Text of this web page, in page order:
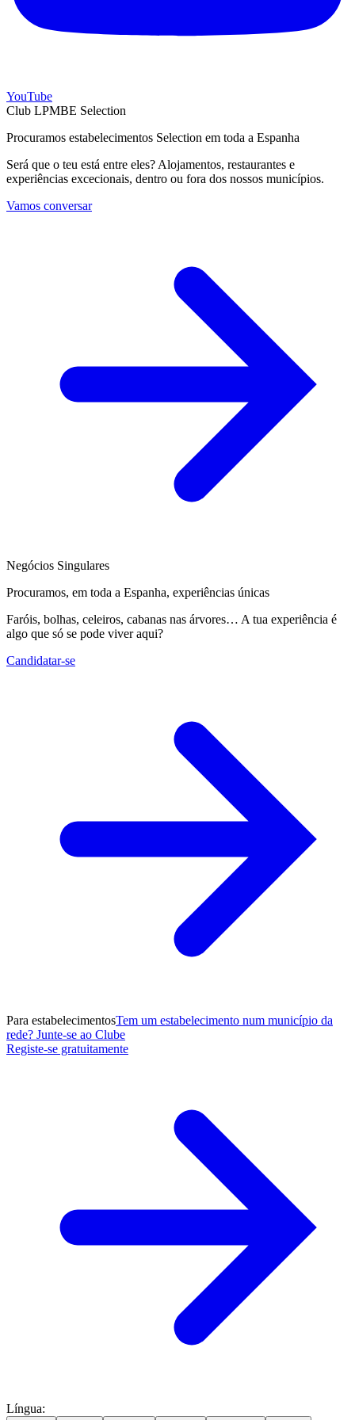
YouTube
Club LPMBE Selection
Procuramos estabelecimentos Selection em toda a Espanha
Será que o teu está entre eles? Alojamentos, restaurantes e
experiências excecionais, dentro ou fora dos nossos municípios.
Vamos conversar
Negócios Singulares
Procuramos, em toda a Espanha, experiências únicas
Faróis, bolhas, celeiros, cabanas nas árvores… A tua experiência é
algo que só se pode viver aqui?
Candidatar-se
Para estabelecimentosTem um estabelecimento num município da
rede? Junte-se ao Clube
Registe-se gratuitamente
Língua: